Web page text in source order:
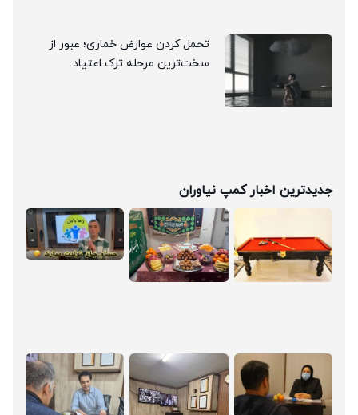
تحمل کردن عوارض خماری؛ عبور از
سخت‌ترین مرحله ترک اعتیاد
جدیدترین اخبار کمپ نیاوران